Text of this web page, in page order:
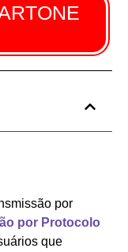
por
por Protocolo
que